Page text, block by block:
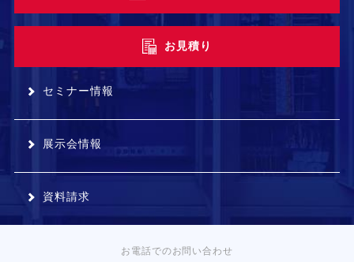
お見積り
セミナー情報
展示会情報
資料請求
お電話でのお問い合わせ